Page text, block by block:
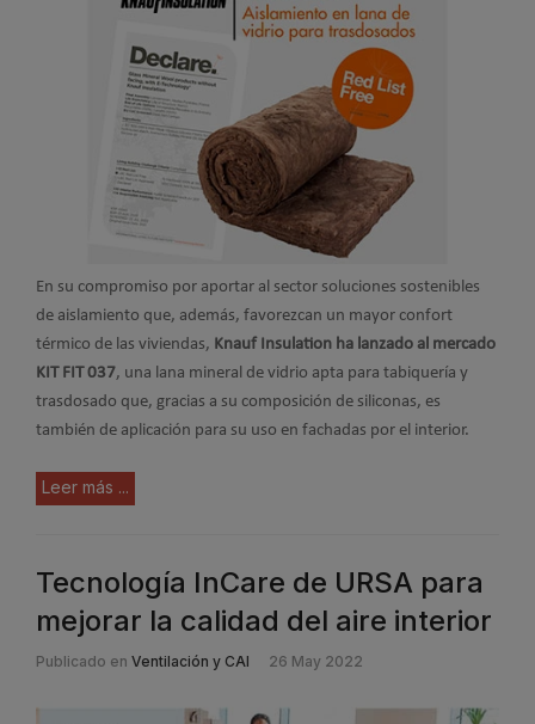
En su compromiso por aportar al sector soluciones sostenibles
de aislamiento que, además, favorezcan un mayor confort
térmico de las viviendas, Knauf Insulation ha lanzado al mercado
KIT FIT 037, una lana mineral de vidrio apta para tabiquería y
trasdosado que, gracias a su composición de siliconas, es
también de aplicación para su uso en fachadas por el interior.
Leer más ...
Tecnología InCare de URSA para
mejorar la calidad del aire interior
Publicado en Ventilación y CAI 26 May 2022